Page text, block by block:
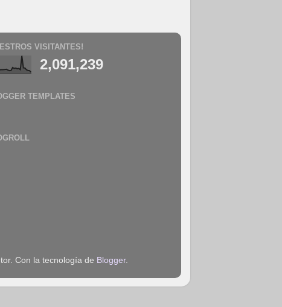
VISITANTES!
2,091,239
TEMPLATES
Con la tecnología de Blogger.